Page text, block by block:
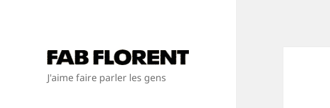
J'aime faire parler les gens